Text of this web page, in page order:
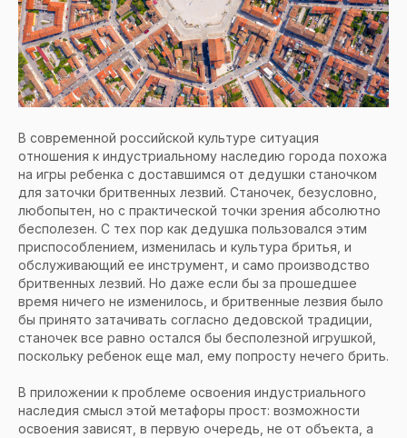
В современной российской культуре ситуация
отношения к индустриальному наследию города похожа
на игры ребенка с доставшимся от дедушки станочком
для заточки бритвенных лезвий. Станочек, безусловно,
любопытен, но с практической точки зрения абсолютно
бесполезен. С тех пор как дедушка пользовался этим
приспособлением, изменилась и культура бритья, и
обслуживающий ее инструмент, и само производство
бритвенных лезвий. Но даже если бы за прошедшее
время ничего не изменилось, и бритвенные лезвия было
бы принято затачивать согласно дедовской традиции,
станочек все равно остался бы бесполезной игрушкой,
поскольку ребенок еще мал, ему попросту нечего брить.
В приложении к проблеме освоения индустриального
наследия смысл этой метафоры прост: возможности
освоения зависят, в первую очередь, не от объекта, а